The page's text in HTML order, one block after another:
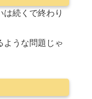
続くで終わり
ような問題じゃ